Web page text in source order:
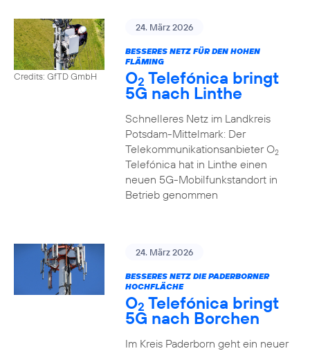
Credits: GfTD GmbH
24. März 2026
BESSERES NETZ FÜR DEN HOHEN
FLÄMING
O2 Telefónica bringt
5G nach Linthe
Schnelleres Netz im Landkreis
Potsdam-Mittelmark: Der
Telekommunikationsanbieter O2
Telefónica hat in Linthe einen
neuen 5G-Mobilfunkstandort in
Betrieb genommen
24. März 2026
BESSERES NETZ DIE PADERBORNER
HOCHFLÄCHE
O2 Telefónica bringt
5G nach Borchen
Im Kreis Paderborn geht ein neuer